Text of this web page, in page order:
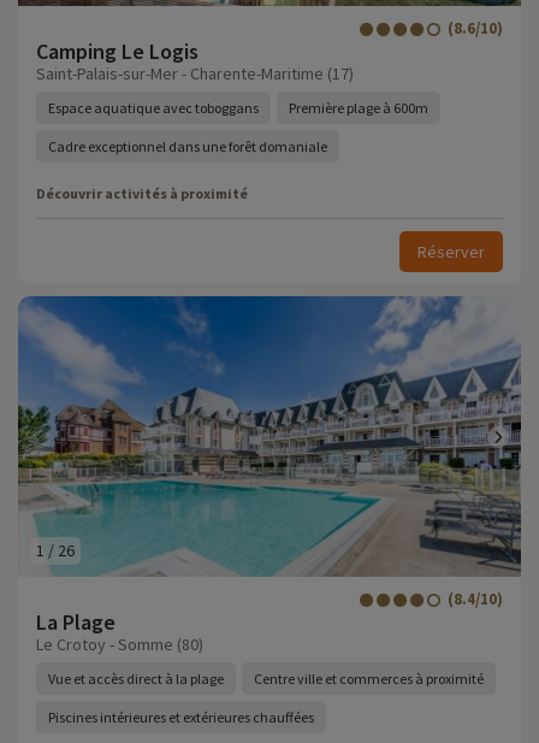
Camping Le Logis
(8.6/10)
Saint-Palais-sur-Mer - Charente-Maritime (17)
Espace aquatique avec toboggans Première plage à 600m
Cadre exceptionnel dans une forêt domaniale
Découvrir activités à proximité
Réserver
1 / 26
La Plage
(8.4/10)
Le Crotoy - Somme (80)
Vue et accès direct à la plage Centre ville et commerces à proximité
Piscines intérieures et extérieures chauffées